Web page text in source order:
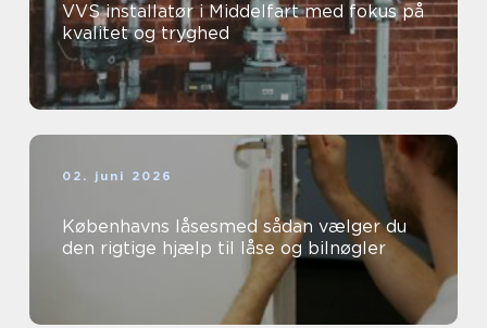
VVS installatør i Middelfart med fokus på
kvalitet og tryghed
02. juni 2026
Københavns låsesmed sådan vælger du
den rigtige hjælp til låse og bilnøgler